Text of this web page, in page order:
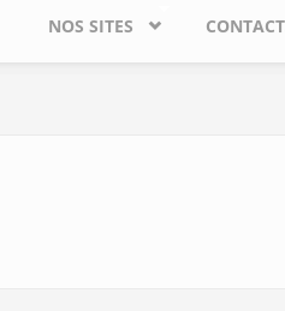
NOS SITES